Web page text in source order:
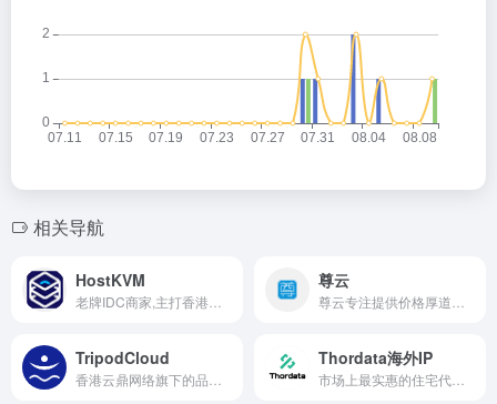
相关导航
HostKVM 尊云
TripodCloud Thordata海外IP